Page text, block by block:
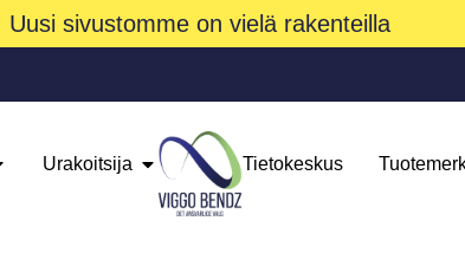
Uusi sivustomme on vielä rakenteilla
Urakoitsija Tietokeskus